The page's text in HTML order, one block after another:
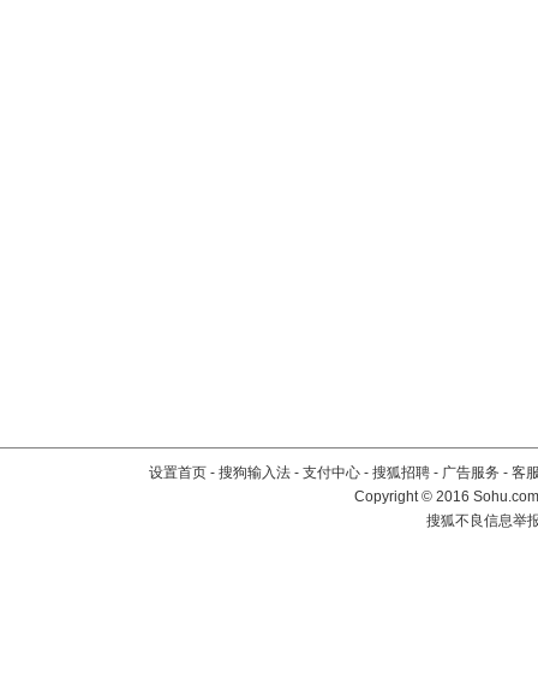
设置首页 - 搜狗输入法 - 支付中心 - 搜狐招聘 - 广告服务 - 客
Copyright©2016
搜狐不良信息举